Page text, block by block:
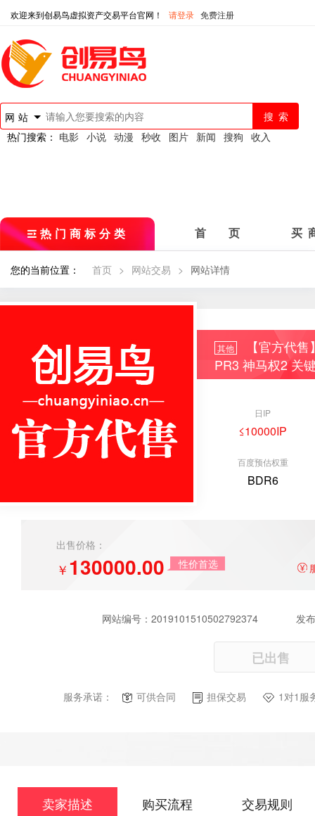
欢迎来到创易鸟虚拟资产交易平台官网！ 请登录 免费注册
网站
热门搜索： 电影 小说 动漫 秒收 图片 新闻 搜狗 收入
热门商标分类 首 页 买
您的当前位置： 首页 > 网站交易 > 网站详情
其他
【官方代
PR3 神马权2 关
日IP
≤10000IP
百度预估权重
BDR6
出售价格：
￥130000.00 性价首选
网站编号： 2019101510502792374 发
已出售
服务承诺： 可供合同 担保交易 1对1服
卖家描述 购买流程 交易规则